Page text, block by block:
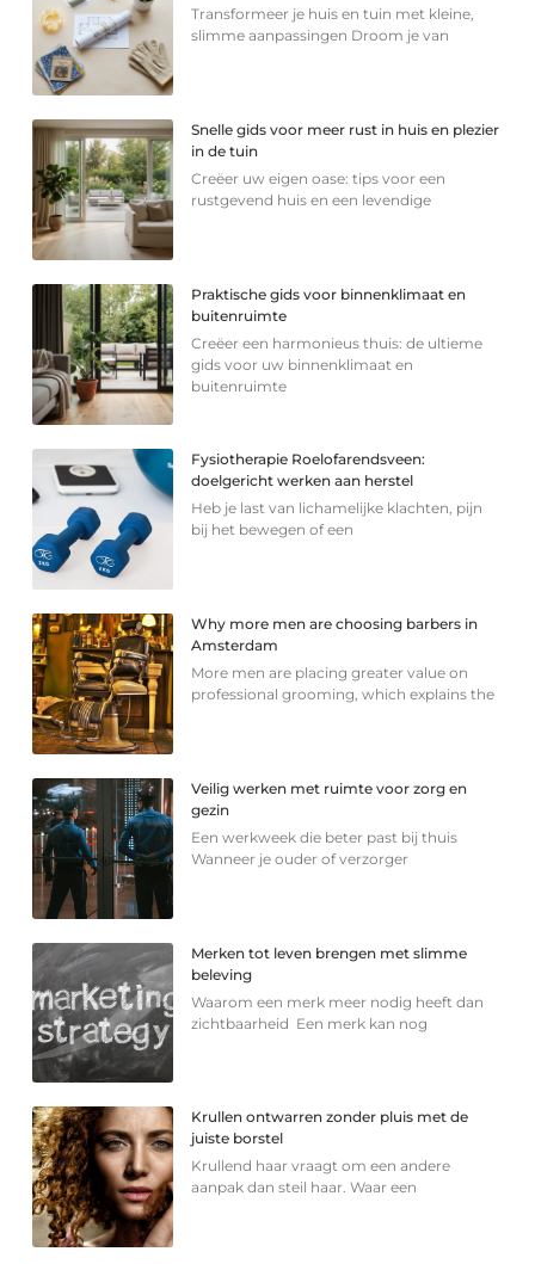
Transformeer je huis en tuin met kleine,
slimme aanpassingen Droom je van
Snelle gids voor meer rust in huis en plezier
in de tuin
Creëer uw eigen oase: tips voor een
rustgevend huis en een levendige
Praktische gids voor binnenklimaat en
buitenruimte
Creëer een harmonieus thuis: de ultieme
gids voor uw binnenklimaat en
buitenruimte
Fysiotherapie Roelofarendsveen:
doelgericht werken aan herstel
Heb je last van lichamelijke klachten, pijn
bij het bewegen of een
Why more men are choosing barbers in
Amsterdam
More men are placing greater value on
professional grooming, which explains the
Veilig werken met ruimte voor zorg en
gezin
Een werkweek die beter past bij thuis
Wanneer je ouder of verzorger
Merken tot leven brengen met slimme
beleving
Waarom een merk meer nodig heeft dan
zichtbaarheid Een merk kan nog
Krullen ontwarren zonder pluis met de
juiste borstel
Krullend haar vraagt om een andere
aanpak dan steil haar. Waar een